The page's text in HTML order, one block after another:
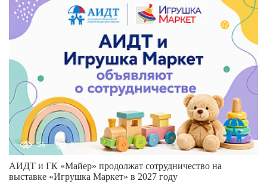
56 0
АИДТ и ГК «Майер» продолжат сотрудничество на
выставке «Игрушка Маркет» в 2027 году